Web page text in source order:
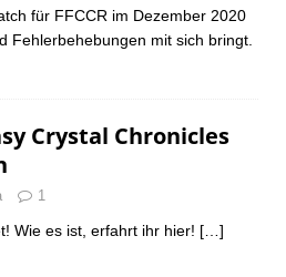
Turm: Magie – Boss 4: Index (Normal)
für FFCCR im Dezember 2020
Fehlerbehebungen mit sich bringt.
Crystal Chronicles
1
Wie es ist, erfahrt ihr hier! […]